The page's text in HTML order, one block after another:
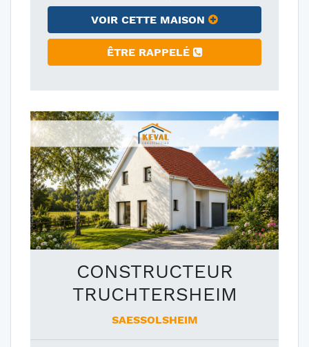
VOIR CETTE MAISON
ÊTRE RAPPELÉ
CONSTRUCTEUR
TRUCHTERSHEIM
SAESSOLSHEIM